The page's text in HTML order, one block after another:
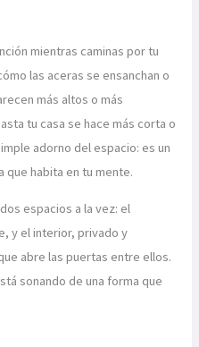
mientras caminas por tu
las aceras se ensanchan o
más altos o más
tu casa se hace más corta o
adorno del espacio: es un
que habita en tu mente.
espacios a la vez: el
y el interior, privado y
abre las puertas entre ellos.
sonando de una forma que